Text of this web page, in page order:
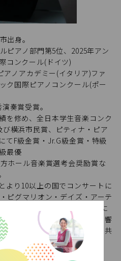
出身。
ピアノ部門第5位、2025年アン
コンクール(ドイツ)
ノアカデミー(イタリア)ファ
ク国際ピアノコンクール(ポー
奏賞受賞。
を修め、全日本学生音楽コンク
横浜市民賞、ピティナ・ピア
てF級金賞・Jr.G級金賞・特級
最優
ホール音楽賞選考会奨励賞な
より10以上の国でコンサートに
ピグマリオン・デイズ・アーテ
ルにて5回のソロリサイタルに
弦楽団、サンパウロ青少年交響
など多くのオーケストラとも共
ルバム「ラフマニノフ&リス